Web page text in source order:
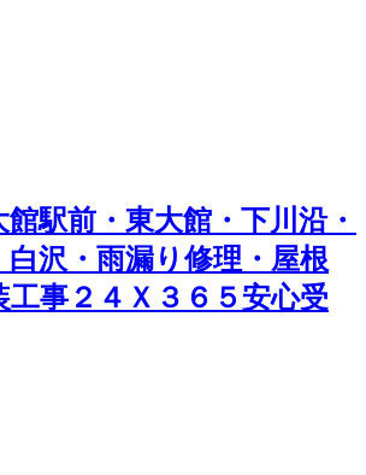
館駅前・東大館・下川沿・
白沢・雨漏り修理・屋根
工事２４Ｘ３６５安心受